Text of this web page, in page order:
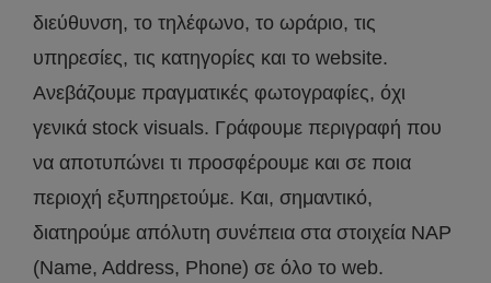
διεύθυνση, το τηλέφωνο, το ωράριο, τις
υπηρεσίες, τις κατηγορίες και το website.
Ανεβάζουμε πραγματικές φωτογραφίες, όχι
γενικά stock visuals. Γράφουμε περιγραφή που
να αποτυπώνει τι προσφέρουμε και σε ποια
περιοχή εξυπηρετούμε. Και, σημαντικό,
διατηρούμε απόλυτη συνέπεια στα στοιχεία NAP
(Name, Address, Phone) σε όλο το web.